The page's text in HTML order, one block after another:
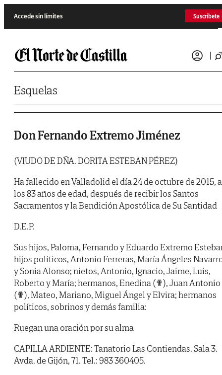
Accede sin límites Suscríbete
Esquelas
Don Fernando Extremo Jiménez
(VIUDO DE DÑA. DORITA ESTEBAN PÉREZ)
Ha fallecido en Valladolid el día 24 de octubre de 2015, a
los 83 años de edad, después de recibir los Santos
Sacramentos y la Bendición Apostólica de Su Santidad
D.E.P.
Sus hijos, Paloma, Fernando y Eduardo Extremo
hijos políticos, Antonio Ferreras, María Ángeles
y Sonia Alonso; nietos, Antonio, Ignacio, Jaime, Luis,
Roberto y María; hermanos, Enedina (✟), Juan Antonio
(✟), Mateo, Mariano, Miguel Ángel y Elvira; hermanos
políticos, sobrinos y demás familia:
Ruegan una oración por su alma
CAPILLA ARDIENTE: Tanatorio Las Contiendas. Sala 3.
Avda. de Gijón, 71. Tel.: 983 360405.